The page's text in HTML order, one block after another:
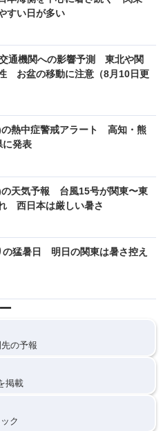
すい日が多い
通機関への影響予測 東北や関
お盆の移動に注意（8月10日更
の熱中症警戒アラート 高知・熊
に発表
の天気予報 台風15号が関東〜東
西日本は厳しい暑さ
の猛暑日 明日の関東は暑さ控え
の予報
掲載
ク